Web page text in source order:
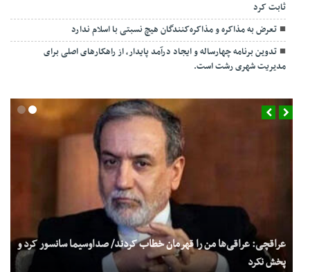
ثابت کرد
تعرض به مذاکره و مذاکره‌کنندگان هیچ نسبتی با اسلام ندارد
تدوین برنامه چهارساله و ایجاد درآمد پایدار، از راهکارهای اصلی برای
مدیریت شهری رشت است.
عراقچی: عراقی‌ها من را قهرمان خطاب کردند/ صداوسیما سانسور کرد و
پخش نکرد